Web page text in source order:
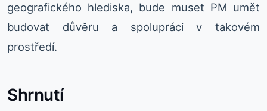
geografického hlediska, bude muset PM umět
budovat důvěru a spolupráci v takovém
prostředí.
Shrnutí